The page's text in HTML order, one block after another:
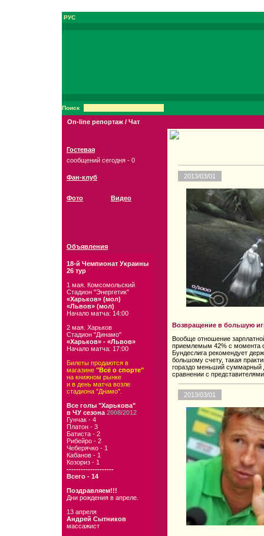
РУС
Поиск
On-line репортаж / Чат
Гостевая
сообщений сегодня - 0
Фан-клуб
Фото Видео
Объявления
18-й Чемпионат Украины
26 тур
1 мая. Комсомольский
Стадион "Энергетик"
«Харьков» (мол)
«Львов» (мол)
Начало матча: 14:00
2 мая. Харьков
Стадион "Динамо"
«Харьков» - «Львов»
Начало матча: 17:00
Билеты продаются в
магазине "Всё о спорте"
на книжном рынке
и в день матча возле
стадиона "Днамо".
Все голы "Харькова"
в ЧУ сезона 2008/2012
Гунчак - 4
Платон - 3
Батиста - 2
Рибейро - 2
Чеберячко - 1
Кабанов - 1
Козориз - 1
--------------------
Всего - 14
Поздравляем!!!
Дни рождения в апреле.
13 апреля
Андрей Сытников
массажист
2013/03/01
Возвращение в большую
Вообще отношение
приемлемым 42% с момента
Бундеслига рекомендует
большому счету, такая
гораздо меньший суммарный
сравнении с
2013/03/01